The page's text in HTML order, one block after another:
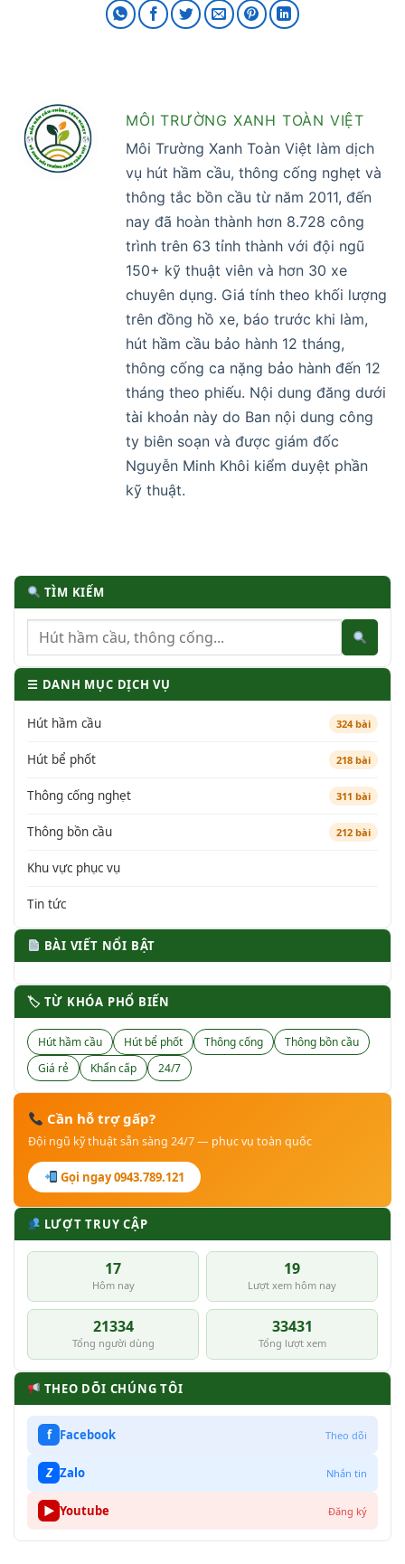
MÔI TRƯỜNG XANH TOÀN VIỆT
Môi Trường Xanh Toàn Việt làm dịch
vụ hút hầm cầu, thông cống nghẹt và
thông tắc bồn cầu từ năm 2011, đến
nay đã hoàn thành hơn 8.728 công
trình trên 63 tỉnh thành với đội ngũ
150+ kỹ thuật viên và hơn 30 xe
chuyên dụng. Giá tính theo khối lượng
trên đồng hồ xe, báo trước khi làm,
hút hầm cầu bảo hành 12 tháng,
thông cống ca nặng bảo hành đến 12
tháng theo phiếu. Nội dung đăng dưới
tài khoản này do Ban nội dung công
ty biên soạn và được giám đốc
Nguyễn Minh Khôi kiểm duyệt phần
kỹ thuật.
TÌM KIẾM
☰ DANH MỤC DỊCH VỤ
Hút hầm cầu 324 bài
Hút bể phốt 218 bài
Thông cống nghẹt 311 bài
Thông bồn cầu 212 bài
Khu vực phục vụ
Tin tức
BÀI VIẾT NỔI BẬT
🏷 TỪ KHÓA PHỔ BIẾN
Hút hầm cầu Hút bể phốt Thông cống
Thông bồn cầu
Giá rẻ
Khẩn cấp 24/7
Cần hỗ trợ gấp?
Đội ngũ kỹ thuật sẵn sàng 24/7 — phục vụ toàn quốc
Gọi ngay 0943.789.121
LƯỢT TRUY CẬP
17
Hôm nay
19
Lượt xem hôm nay
21334
Tổng người dùng
33431
Tổng lượt xem
THEO DÕI CHÚNG TÔI
f Facebook Theo dõi
Z Zalo Nhắn tin
▶ Youtube Đăng ký